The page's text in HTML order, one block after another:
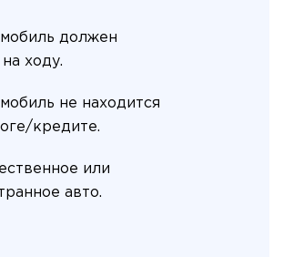
должен
ходу.
не находится
кредите.
или
авто.